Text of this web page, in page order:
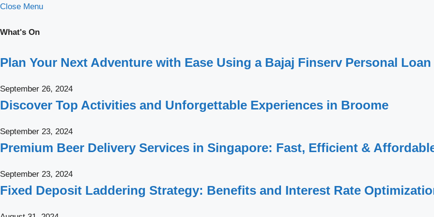
Close Menu
What's On
Plan Your Next Adventure with Ease Using a Bajaj Finserv Personal Loan
September 26, 2024
Discover Top Activities and Unforgettable Experiences in Broome
September 23, 2024
Premium Beer Delivery Services in Singapore: Fast, Efficient &
September 23, 2024
Fixed Deposit Laddering Strategy: Benefits and Interest Rate